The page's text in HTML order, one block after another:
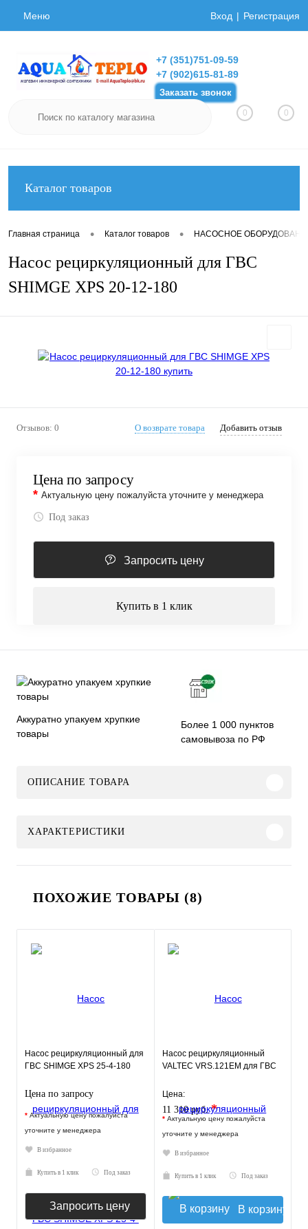
Меню Вход Регистрация
+7 (351)751-09-59
+7 (902)615-81-89
Заказать звонок
0 0
Каталог товаров
Главная страница • Каталог товаров • НАСОСНОЕ
Насос рециркуляционный для ГВС
SHIMGE XPS 20-12-180
Отзывов: 0 О возврате товара Добавить отзыв
Цена по запросу
* Актуальную цену пожалуйста уточните у менеджера
Под заказ
Запросить цену
Купить в 1 клик
Аккуратно упакуем хрупкие
товары
Более 1 000 пунктов
самовывоза по РФ
ОПИСАНИЕ ТОВАРА
ХАРАКТЕРИСТИКИ
ПОХОЖИЕ ТОВАРЫ (8)
Насос рециркуляционный для
ГВС SHIMGE XPS 25-4-180
Цена по запросу
* Актуальную цену пожалуйста
уточните у менеджера
В избранное
Купить в 1 клик Под заказ
Запросить цену
Насос рециркуляционный
VALTEC VRS.121EM для ГВС
Цена:
11 310 руб.*
* Актуальную цену пожалуйста
уточните у менеджера
В избранное
Купить в 1 клик Под заказ
В корзину